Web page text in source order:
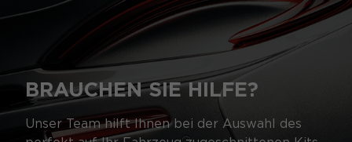
BRAUCHEN SIE HILFE?
Unser Team hilft Ihnen bei der Auswahl des